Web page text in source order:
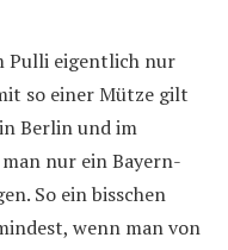
Pulli eigentlich nur
so einer Mütze gilt
Berlin und im
nur ein Bayern-
So ein bisschen
wenn man von